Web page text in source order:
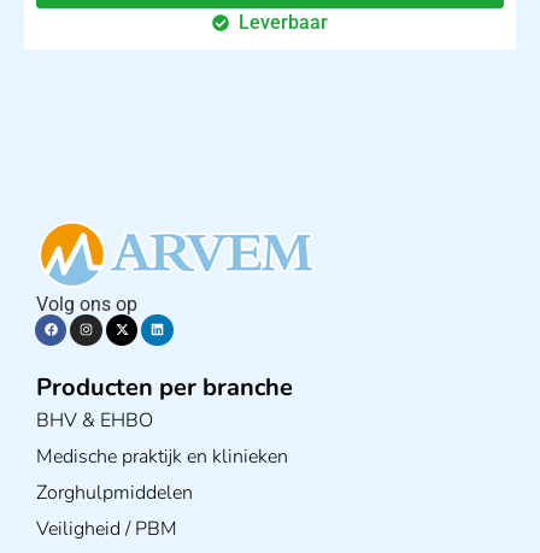
Leverbaar
Volg ons op
Producten per branche
BHV & EHBO
Medische praktijk en klinieken
Zorghulpmiddelen
Veiligheid / PBM